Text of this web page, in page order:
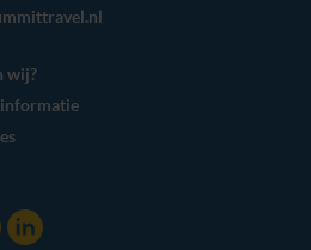
wij?